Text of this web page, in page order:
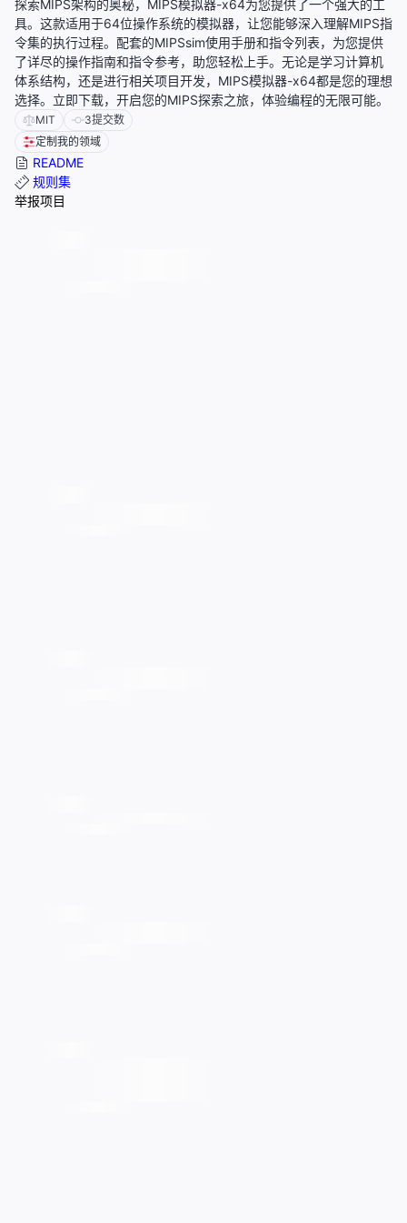
探索MIPS架构的奥秘，MIPS模拟器-x64为您提供了一个强大的工
具。这款适用于64位操作系统的模拟器，让您能够深入理解MIPS指
令集的执行过程。配套的MIPSsim使用手册和指令列表，为您提供
了详尽的操作指南和指令参考，助您轻松上手。无论是学习计算机
体系结构，还是进行相关项目开发，MIPS模拟器-x64都是您的理想
选择。立即下载，开启您的MIPS探索之旅，体验编程的无限可能。
MIT 3提交数
定制我的领域
README
规则集
举报项目